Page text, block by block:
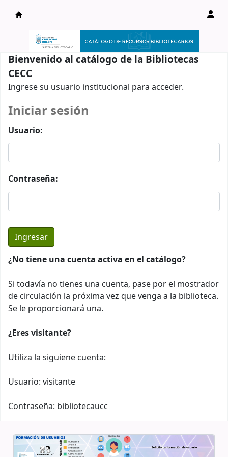
Catálogo en línea
Bienvenido al catálogo de la Bibliotecas
CECC
Ingrese su usuario institucional para acceder.
Iniciar sesión
Usuario:
Contraseña:
¿No tiene una cuenta activa en el catálogo?
Si todavía no tienes una cuenta, pase por el mostrador
de circulación la próxima vez que venga a la biblioteca.
Se le proporcionará una.
¿Eres visitante?
Utiliza la siguiene cuenta:
Usuario: visitante
Contraseña: bibliotecaucc